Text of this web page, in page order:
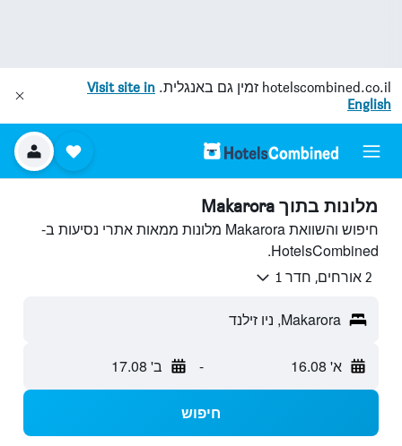
hotelscombined.co.il זמין גם באנגלית. Visit site in
English
מלונות בתוך Makarora
חיפוש והשוואת Makarora מלונות ממאות אתרי נסיעות ב-
HotelsCombined.
2 אורחים, חדר 1
Makarora, ניו זילנד
א' 16.08 - ב' 17.08
חיפוש